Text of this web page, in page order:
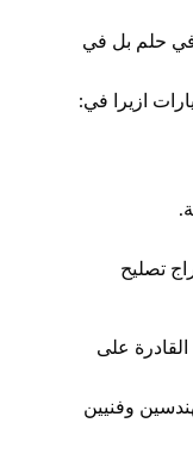
حلم بل في
ازيرا في:
تصليح
القادرة على
وفنيين